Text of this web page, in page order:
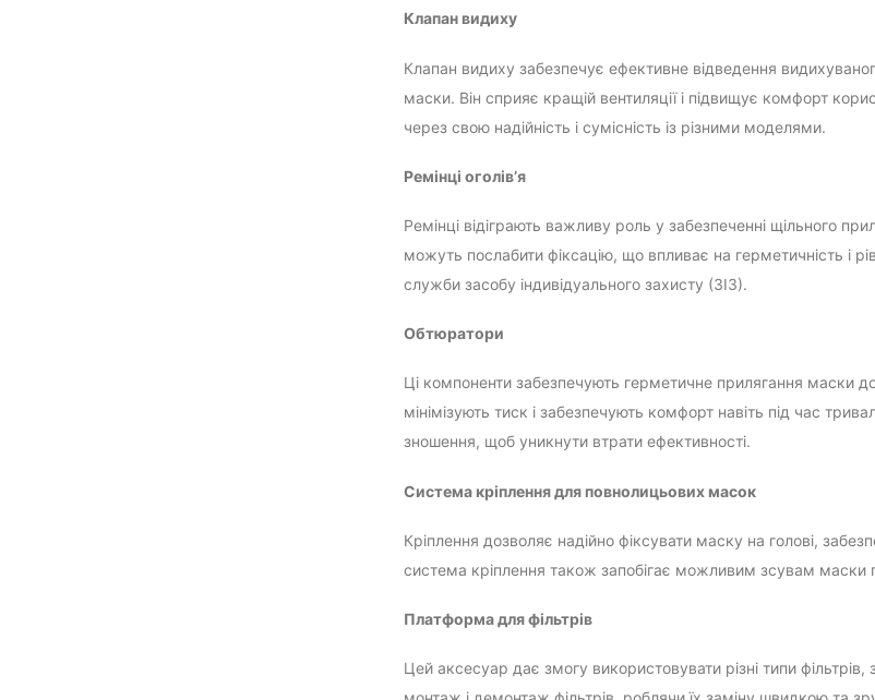
Клапан видиху
Клапан видиху забезпечує ефективне відведення
маски. Він сприяє кращій вентиляції і підвищує комфорт
через свою надійність і сумісність із різними моделями.
Ремінці оголів’я
Ремінці відіграють важливу роль у забезпеченні щільного
можуть послабити фіксацію, що впливає на герметичність і
служби засобу індивідуального захисту (ЗІЗ).
Обтюратори
Ці компоненти забезпечують герметичне прилягання маски
мінімізують тиск і забезпечують комфорт навіть під час
зношення, щоб уникнути втрати ефективності.
Система кріплення для повнолицьових масок
Кріплення дозволяє надійно фіксувати маску на голові,
система кріплення також запобігає можливим зсувам маски
Платформа для фільтрів
Цей аксесуар дає змогу використовувати різні типи